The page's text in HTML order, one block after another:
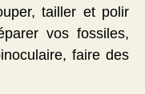
tailler et polir
vos fossiles,
faire des